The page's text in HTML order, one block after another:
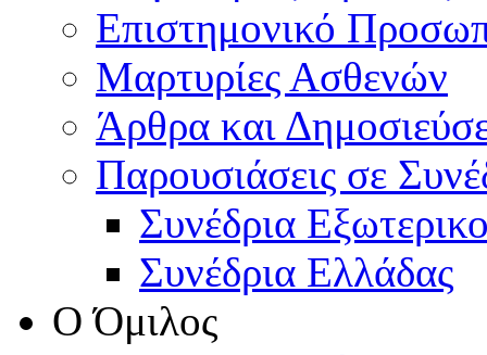
Επιστημονικό
Μαρτυρίες Ασθενών
Άρθρα και
Παρουσιάσεις σε
Συνέδρια
Συνέδρια Ελλάδας
Ο Όμιλος